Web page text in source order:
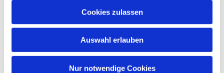
Cookies zulassen
Auswahl erlauben
Nur notwendige Cookies